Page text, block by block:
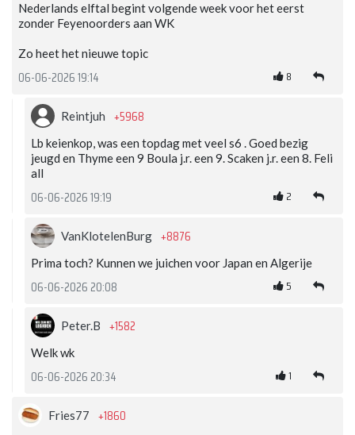
Nederlands elftal begint volgende week voor het eerst
zonder Feyenoorders aan WK
Zo heet het nieuwe topic
06-06-2026 19:14 8
Reintjuh +5968
Lb keienkop, was een topdag met veel s6 . Goed bezig
jeugd en Thyme een 9 Boula j.r. een 9. Scaken j.r. een 8. Feli
all
06-06-2026 19:19 2
VanKlotelenBurg +8876
Prima toch? Kunnen we juichen voor Japan en Algerije
06-06-2026 20:08 5
Peter.B +1582
Welk wk
06-06-2026 20:34 1
Fries77 +1860